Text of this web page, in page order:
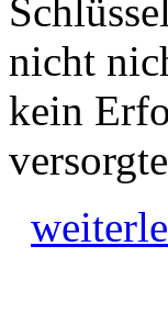
nicht
kein